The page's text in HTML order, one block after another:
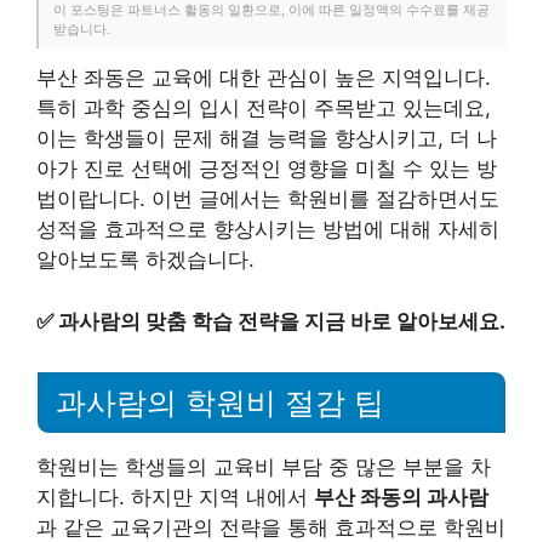
이 포스팅은 파트너스 활동의 일환으로, 이에 따른 일정액의 수수료를 제공
받습니다.
부산 좌동은 교육에 대한 관심이 높은 지역입니다.
특히 과학 중심의 입시 전략이 주목받고 있는데요,
이는 학생들이 문제 해결 능력을 향상시키고, 더 나
아가 진로 선택에 긍정적인 영향을 미칠 수 있는 방
법이랍니다. 이번 글에서는 학원비를 절감하면서도
성적을 효과적으로 향상시키는 방법에 대해 자세히
알아보도록 하겠습니다.
✅과사람의 맞춤 학습 전략을 지금 바로 알아보세요.
과사람의 학원비 절감 팁
학원비는 학생들의 교육비 부담 중 많은 부분을 차
지합니다. 하지만 지역 내에서 부산 좌동의 과사람
과 같은 교육기관의 전략을 통해 효과적으로 학원비